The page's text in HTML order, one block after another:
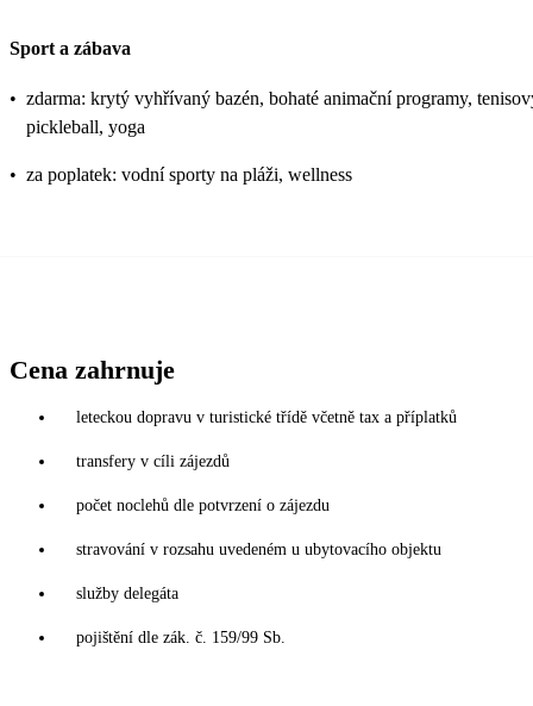
Sport a zábava
• zdarma: krytý vyhřívaný bazén, bohaté animační programy,
pickleball, yoga
• za poplatek: vodní sporty na pláži, wellness
Cena zahrnuje
leteckou dopravu v turistické třídě včetně tax a příplatků
transfery v cíli zájezdů
počet noclehů dle potvrzení o zájezdu
stravování v rozsahu uvedeném u ubytovacího objektu
služby delegáta
pojištění dle zák. č. 159/99 Sb.